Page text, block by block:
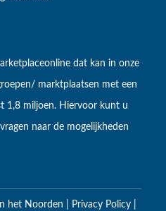
dat kan in onze
marktplaatsen met een
1,8 miljoen. Hiervoor kunt u
naar de mogelijkheden
het Noorden Privacy Policy